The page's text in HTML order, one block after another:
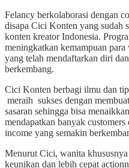
Felancy berkolaborasi dengan
disapa Cici Konten yang sudah
konten kreator Indonesia.
meningkatkan kemampuan
yang telah mendaftarkan diri
berkembang.
Cici Konten berbagi ilmu dan
meraih sukses dengan
sasaran sehingga bisa
mendapatkan banyak
income yang semakin
Menurut Cici, wanita
keunikan dan lebih cepat